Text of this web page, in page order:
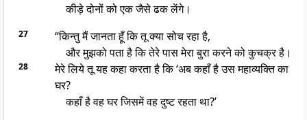
कीड़े दोनों को एक जैसे ढक लेंगे।
27
“किन्तु मैं जानता हूँ कि तू क्या सोच रहा है,
और मुझको पता है कि तेरे पास मेरा बुरा करने को कुचक्र है।
28
मेरे लिये तू यह कहा करता है कि ‘अब कहाँ है उस महाव्यक्ति का
घर?
कहाँ है वह घर जिसमें वह दुष्ट रहता था?’